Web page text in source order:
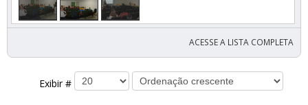
ACESSE A LISTA COMPLETA
Exibir #